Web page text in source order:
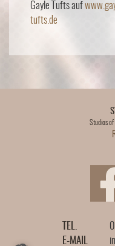
Gayle Tufts auf
tufts.de
Studios
TEL.
E-MAIL